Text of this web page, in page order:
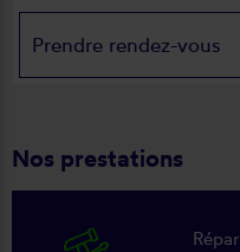
Prendre rendez-vous
Nos prestations